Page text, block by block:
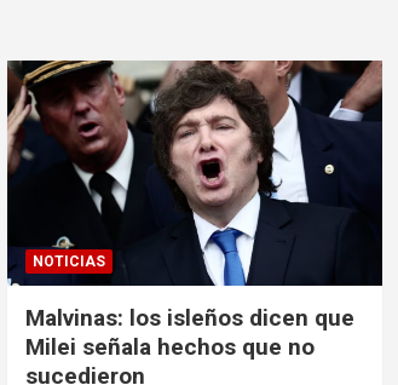
NOTICIAS
Malvinas: los isleños dicen que
Milei señala hechos que no
sucedieron